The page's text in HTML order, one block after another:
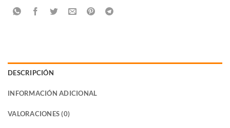
DESCRIPCIÓN
INFORMACIÓN ADICIONAL
VALORACIONES (0)